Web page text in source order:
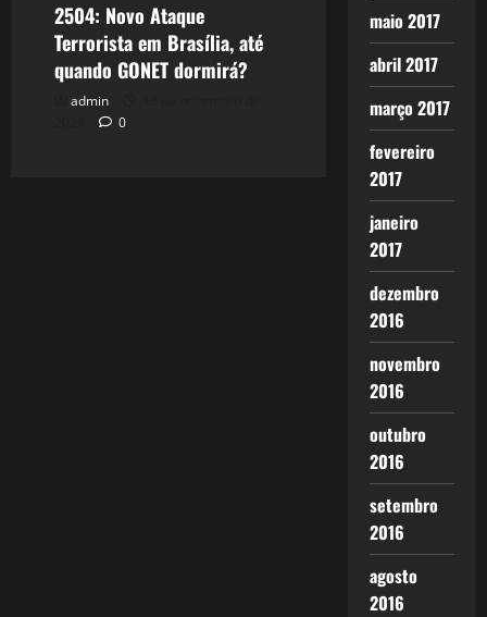
2504: Novo Ataque
Terrorista em Brasília, até
quando GONET dormirá?
admin
0
maio 2017
abril 2017
março 2017
fevereiro
2017
janeiro
2017
dezembro
2016
novembro
2016
outubro
2016
setembro
2016
agosto
2016